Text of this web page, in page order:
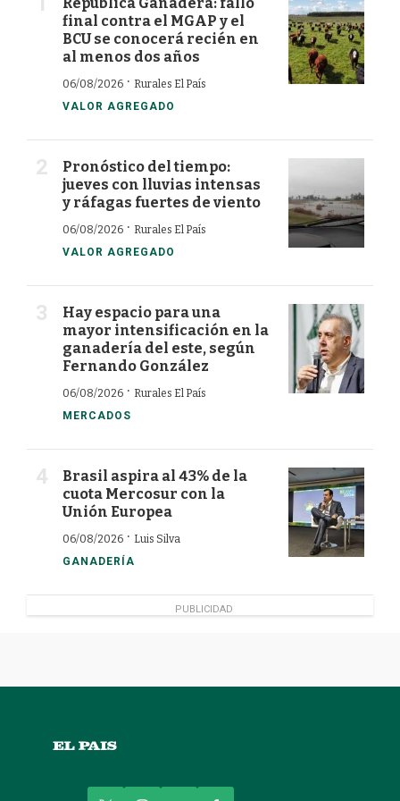
final contra el MGAP y el
BCU se conocerá recién en
al menos dos años
06/08/2026 · Rurales El País
VALOR AGREGADO
Pronóstico del tiempo:
jueves con lluvias intensas
y ráfagas fuertes de viento
06/08/2026 · Rurales El País
VALOR AGREGADO
Hay espacio para una
mayor intensificación en la
ganadería del este, según
Fernando González
06/08/2026 · Rurales El País
MERCADOS
Brasil aspira al 43% de la
cuota Mercosur con la
Unión Europea
06/08/2026 · Luis Silva
GANADERÍA
PUBLICIDAD